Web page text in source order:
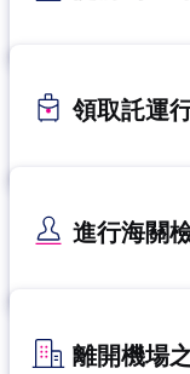
領取託運
進行海關
離開機場